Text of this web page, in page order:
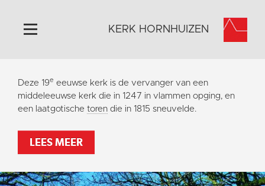
Home
Algemeen
Omgeving
Activiteiten
Steun ons
KERK HORNHUIZEN
Deze 19e eeuwse kerk is de vervanger van een
middeleeuwse kerk die in 1247 in vlammen opging, en
een laatgotische toren die in 1815 sneuvelde.
LEES MEER